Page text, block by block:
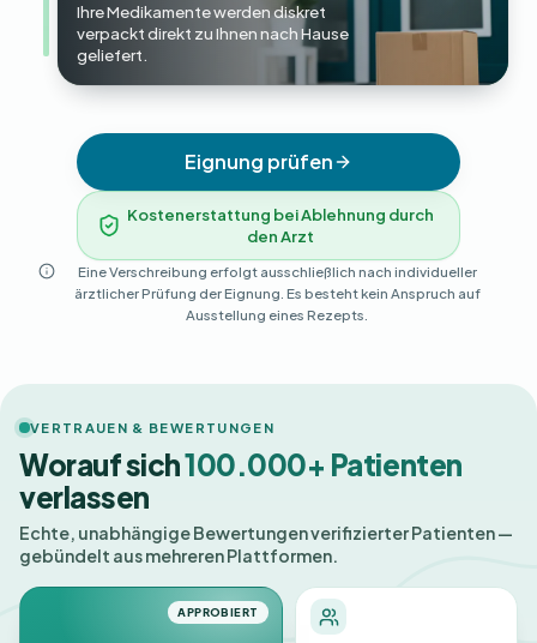
Ihre Medikamente werden diskret
verpackt direkt zu Ihnen nach Hause
geliefert.
Eignung prüfen
Kostenerstattung bei Ablehnung durch
den Arzt
Eine Verschreibung erfolgt ausschließlich nach individueller
ärztlicher Prüfung der Eignung. Es besteht kein Anspruch auf
Ausstellung eines Rezepts.
VERTRAUEN & BEWERTUNGEN
Worauf sich100.000+ Patienten
verlassen
Echte, unabhängige Bewertungen verifizierter Patienten —
gebündelt aus mehreren Plattformen.
APPROBIERT